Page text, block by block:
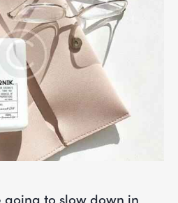
to slow down in